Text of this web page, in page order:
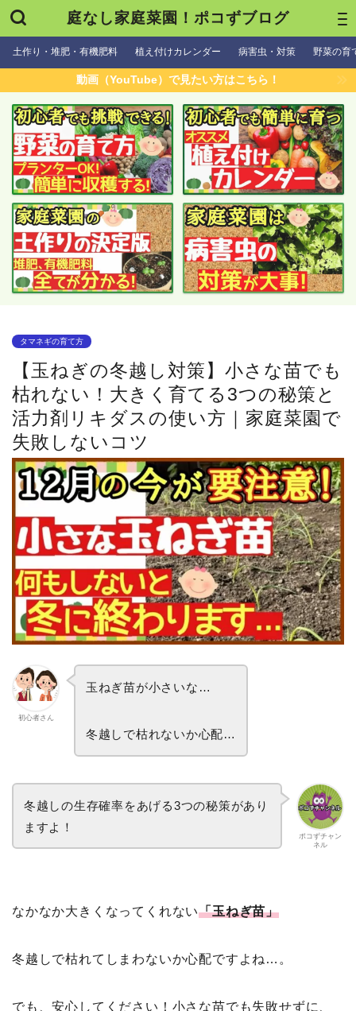
庭なし家庭菜園！ポコずブログ
土作り・堆肥・有機肥料 植え付けカレンダー 病害虫・対策 野菜の育
動画（YouTube）で見たい方はこちら！
タマネギの育て方
【玉ねぎの冬越し対策】小さな苗でも
枯れない！大きく育てる3つの秘策と
活力剤リキダスの使い方｜家庭菜園で
失敗しないコツ
初心者さん
玉ねぎ苗が小さいな…
冬越しで枯れないか心配…
ポコずチャン
ネル
冬越しの生存確率をあげる3つの秘策があり
ますよ！
なかなか大きくなってくれない「玉ねぎ苗」
冬越しで枯れてしまわないか心配ですよね…。
でも、安心してください！小さな苗でも失敗せずに、